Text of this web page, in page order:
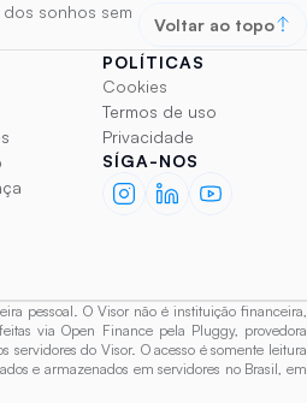
sonhos sem
Voltar ao topo
POLÍTICAS
Cookies
Termos de uso
Privacidade
SÍGA-NOS
pessoal. O Visor não é instituição financeira,
via Open Finance pela Pluggy, provedora
servidores do Visor. O acesso é somente leitura
e armazenados em servidores no Brasil, em